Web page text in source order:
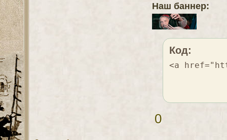
Наш баннер:
Код:
<a
0